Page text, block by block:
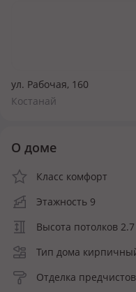
ул. Рабочая, 160
Костанай
О доме
Класс комфорт
Этажность 9
Высота потолков
Тип дома
Отделка